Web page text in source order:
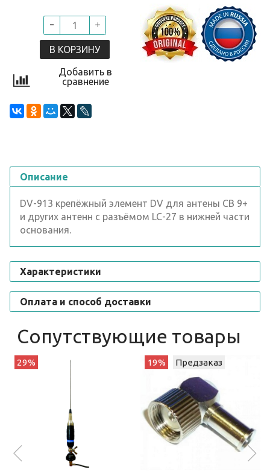
В КОРЗИНУ
Добавить в
сравнение
Описание
DV-913 крепёжный элемент DV для антены СВ 9+
и других антенн с разъёмом LC-27 в нижней части
основания.
Характеристики
Оплата и способ доставки
Сопутствующие товары
29% 19% Предзаказ